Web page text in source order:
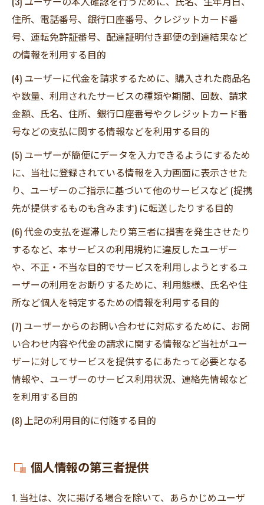
住所、電話番号、銀行口座番号、クレジットカード番
号、運転免許証番号、配達証明付き郵便の到達結果など
の情報を利用する目的
(4) ユーザーに代金を請求するために、購入された商品名
や数量、利用されたサービスの種類や期間、回数、請求
金額、氏名、住所、銀行口座番号やクレジットカード番
号などの支払に関する情報などを利用する目的
(5) ユーザーが簡便にデータを入力できるようにするため
に、当社に登録されている情報を入力画面に表示させた
り、ユーザーのご指示に基づいて他のサービスなど (提携
先が提供するものも含みます) に転送したりする目的
(6) 代金の支払を遅滞したり第三者に損害を発生させたり
するなど、本サービスの利用規約に違反したユーザー
や、不正・不当な目的でサービスを利用しようとするユ
ーザーの利用をお断りするために、利用態様、氏名や住
所など個人を特定するための情報を利用する目的
(7) ユーザーからのお問い合わせに対応するために、お問
い合わせ内容や代金の請求に関する情報など当社がユー
ザーに対してサービスを提供するにあたって必要となる
情報や、ユーザーのサービス利用状況、連絡先情報など
を利用する目的
(8) 上記の利用目的に付随する目的
個人情報の第三者提供
1. 当社は、次に掲げる場合を除いて、あらかじめユーザ